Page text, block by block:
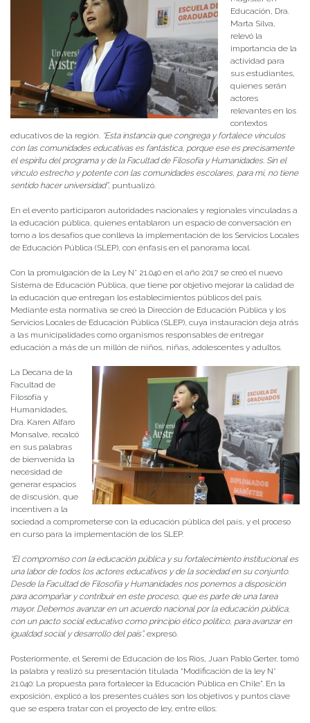
Educación, Dra.
Marta Silva,
relevó la
importancia de la
actividad para
sus estudiantes,
quienes serán
actores
relevantes en los
contextos
educativos de la región. “Esta instancia que congrega y fortalece vínculos
con las comunidades educativas es fantástica, porque ese es precisamente
el espíritu del programa y de la Facultad de Filosofía y Humanidades. Sin el
vínculo estrecho y potente con las comunidades escolares, para mí, no tiene
sentido hacer universidad”, puntualizó.
En el evento participaron autoridades nacionales y regionales vinculadas a
la educación pública, quienes entablaron un espacio de conversación en
torno a los desafíos que conlleva la implementación de los Servicios Locales
de Educación Pública (SLEP), con énfasis en el panorama local.
Con la promulgación de la Ley N° 21.040 en el año 2017 se creó el nuevo
Sistema de Educación Pública, que tiene por objetivo mejorar la calidad de
la educación que entregan los establecimientos públicos del país.
Mediante esta normativa se creó la Dirección de Educación Pública y los
Servicios Locales de Educación Pública (SLEP), cuya instauración deja atrás
a las municipalidades como organismos responsables de entregar
educación a más de un millón de niños, niñas, adolescentes y adultos.
La Decana de la
Facultad de
Filosofía y
Humanidades,
Dra. Karen Alfaro
Monsalve, recalcó
en sus palabras
de bienvenida la
necesidad de
generar espacios
de discusión, que
incentiven a la
sociedad a comprometerse con la educación pública del país, y el proceso
en curso para la implementación de los SLEP.
“El compromiso con la educación pública y su fortalecimiento institucional es
una labor de todos los actores educativos y de la sociedad en su conjunto.
Desde la Facultad de Filosofía y Humanidades nos ponemos a disposición
para acompañar y contribuir en este proceso, que es parte de una tarea
mayor. Debemos avanzar en un acuerdo nacional por la educación pública,
con un pacto social educativo como principio ético político, para avanzar en
igualdad social y desarrollo del país”, expresó.
Posteriormente, el Seremi de Educación de los Ríos, Juan Pablo Gerter, tomó
la palabra y realizó su presentación titulada “Modificación de la ley N°
21.040: La propuesta para fortalecer la Educación Pública en Chile”. En la
exposición, explicó a los presentes cuáles son los objetivos y puntos clave
que se espera tratar con el proyecto de ley, entre ellos: